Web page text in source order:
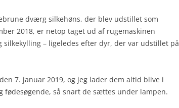
SLAGTNING
AT VÆLGE ØKSEN
dværg silkehøns, der blev udstillet som
2018, er netop taget ud af rugemaskinen
– ligeledes efter dyr, der var udstillet på
7. januar 2019, og jeg lader dem altid blive i
fødesøgende, så snart de sættes under lampen.